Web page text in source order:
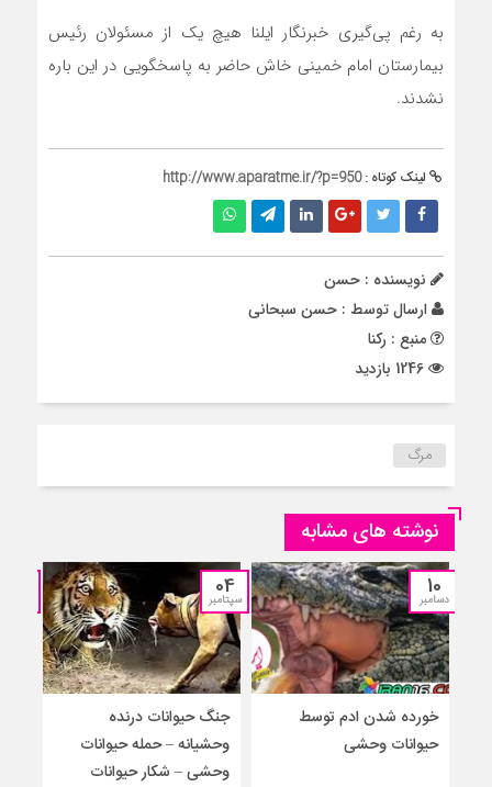
به رغم پی‌گیری خبرنگار ایلنا هیچ‌ یک از مسئولان رئیس
بیمارستان امام خمینی خاش حاضر به پاسخگویی در این باره
نشدند.
لینک کوتاه :http://www.aparatme.ir/?p=950
نویسنده : حسن
ارسال توسط : حسن سبحانی
منبع : رکنا
مرگ
نوشته های مشابه
10
دسامبر
خورده شدن ادم توسط
حیوانات وحشی
04
سپتامبر
جنگ حیوانات درنده
وحشیانه – حمله حیوانات
وحشی – شکار حیوانات